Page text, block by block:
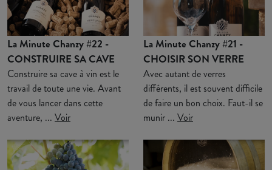
La Minute Chanzy #22 -
CONSTRUIRE SA CAVE
Construire sa cave à vin est le
travail de toute une vie. Avant
de vous lancer dans cette
aventure, ... Voir
La Minute Chanzy #21 -
CHOISIR SON VERRE
Avec autant de verres
différents, il est souvent difficile
de faire un bon choix. Faut-il se
munir ... Voir